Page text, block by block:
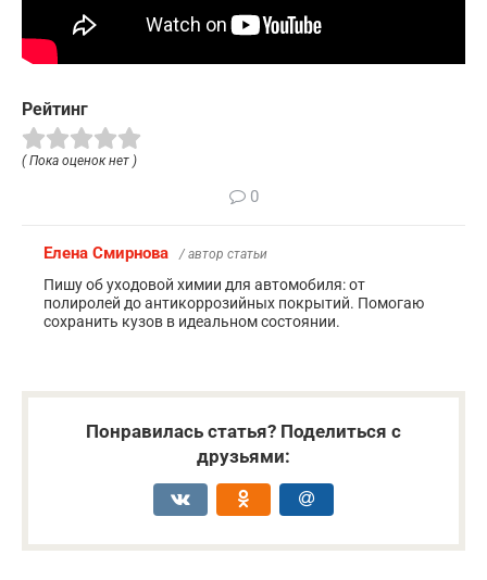
Рейтинг
( Пока оценок нет )
0
Елена Смирнова / автор статьи
Пишу об уходовой химии для автомобиля: от
полиролей до антикоррозийных покрытий. Помогаю
сохранить кузов в идеальном состоянии.
Понравилась статья? Поделиться с
друзьями: